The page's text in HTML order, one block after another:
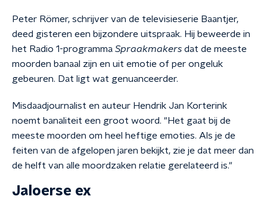
Peter Römer, schrijver van de televisieserie Baantjer,
deed gisteren een bijzondere uitspraak. Hij beweerde in
het Radio 1-programma Spraakmakers dat de meeste
moorden banaal zijn en uit emotie of per ongeluk
gebeuren. Dat ligt wat genuanceerder.
Misdaadjournalist en auteur Hendrik Jan Korterink
noemt banaliteit een groot woord. "Het gaat bij de
meeste moorden om heel heftige emoties. Als je de
feiten van de afgelopen jaren bekijkt, zie je dat meer dan
de helft van alle moordzaken relatie gerelateerd is."
Jaloerse ex